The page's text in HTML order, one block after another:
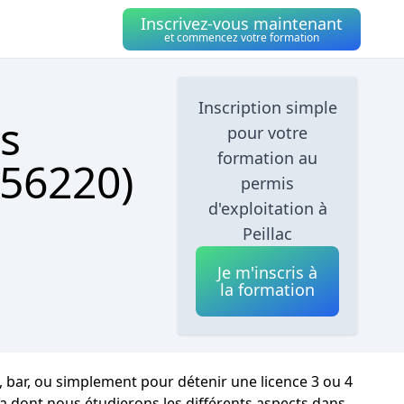
Inscrivez-vous maintenant
et commencez votre formation
Inscription simple
pour votre
formation au
permis
d'exploitation à
Peillac
Je m'inscris à
la formation
ou simplement pour détenir une licence 3 ou 4